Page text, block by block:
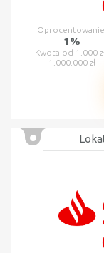
1%
Kwota od 1.000
1.000.000 zł